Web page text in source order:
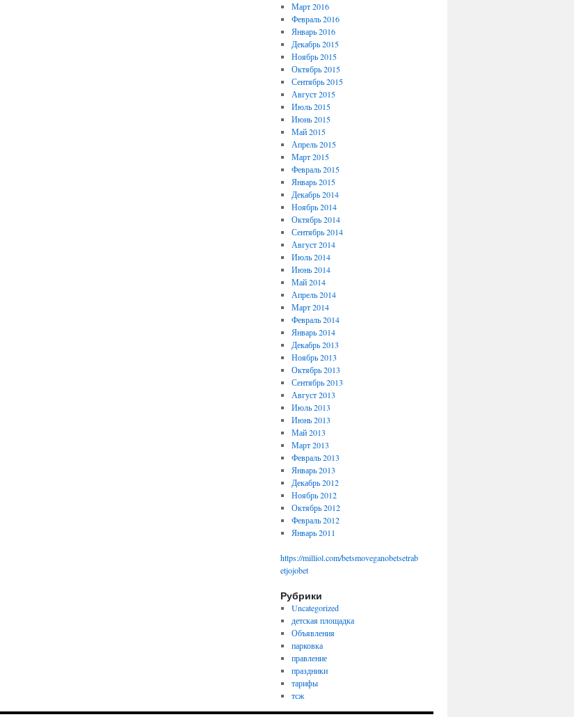
Март 2016
Февраль 2016
Январь 2016
Декабрь 2015
Ноябрь 2015
Октябрь 2015
Сентябрь 2015
Август 2015
Июль 2015
Июнь 2015
Май 2015
Апрель 2015
Март 2015
Февраль 2015
Январь 2015
Декабрь 2014
Ноябрь 2014
Октябрь 2014
Сентябрь 2014
Август 2014
Июль 2014
Июнь 2014
Май 2014
Апрель 2014
Март 2014
Февраль 2014
Январь 2014
Декабрь 2013
Ноябрь 2013
Октябрь 2013
Сентябрь 2013
Август 2013
Июль 2013
Июнь 2013
Май 2013
Март 2013
Февраль 2013
Январь 2013
Декабрь 2012
Ноябрь 2012
Октябрь 2012
Февраль 2012
Январь 2011
https://milliol.com/betsmoveganobetsetrab
etjojobet
Рубрики
Uncategorized
детская площадка
Объявления
парковка
правление
праздники
тарифы
тсж